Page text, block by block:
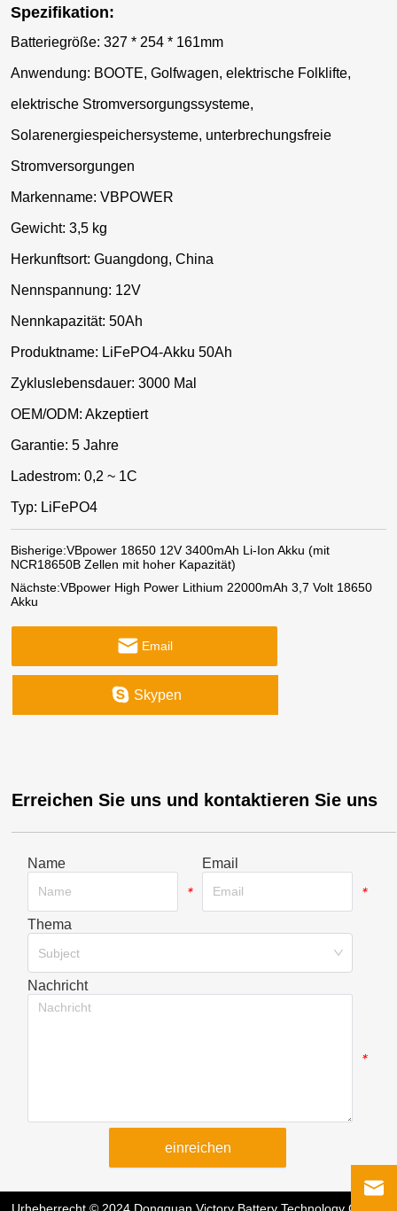
Spezifikation:
Batteriegröße: 327 * 254 * 161mm
Anwendung: BOOTE, Golfwagen, elektrische Folklifte,
elektrische Stromversorgungssysteme,
Solarenergiespeichersysteme, unterbrechungsfreie
Stromversorgungen
Markenname: VBPOWER
Gewicht: 3,5 kg
Herkunftsort: Guangdong, China
Nennspannung: 12V
Nennkapazität: 50Ah
Produktname: LiFePO4-Akku 50Ah
Zykluslebensdauer: 3000 Mal
OEM/ODM: Akzeptiert
Garantie: 5 Jahre
Ladestrom: 0,2 ~ 1C
Typ: LiFePO4
Bisherige:VBpower 18650 12V 3400mAh Li-Ion Akku (mit
NCR18650B Zellen mit hoher Kapazität)
Nächste:VBpower High Power Lithium 22000mAh 3,7 Volt 18650
Akku
Email
Skypen
Erreichen Sie uns und kontaktieren Sie uns
Name
*
Email
*
Thema
Subject
Nachricht
*
einreichen
Urheberrecht © 2024 Dongguan Victory Battery Technology Co.,